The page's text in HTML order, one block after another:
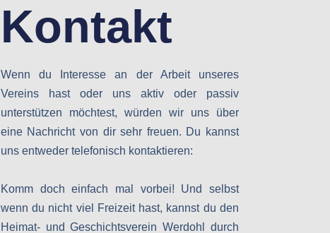
Kontakt
Wenn du Interesse an der Arbeit unseres
Vereins hast oder uns aktiv oder passiv
unterstützen möchtest, würden wir uns über
eine Nachricht von dir sehr freuen. Du kannst
uns entweder telefonisch kontaktieren:
Komm doch einfach mal vorbei! Und selbst
wenn du nicht viel Freizeit hast, kannst du den
Heimat- und Geschichtsverein Werdohl durch